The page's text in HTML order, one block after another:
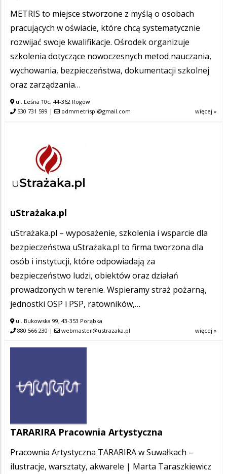
METRIS to miejsce stworzone z myślą o osobach
pracujących w oświacie, które chcą systematycznie
rozwijać swoje kwalifikacje. Ośrodek organizuje
szkolenia dotyczące nowoczesnych metod nauczania,
wychowania, bezpieczeństwa, dokumentacji szkolnej
oraz zarządzania…
ul. Leśna 10c, 44-362 Rogów
530 731 599 | odmmetrispl@gmail.com więcej »
uStrażaka.pl
uStrażaka.pl – wyposażenie, szkolenia i wsparcie dla
bezpieczeństwa uStrażaka.pl to firma tworzona dla
osób i instytucji, które odpowiadają za
bezpieczeństwo ludzi, obiektów oraz działań
prowadzonych w terenie. Wspieramy straż pożarną,
jednostki OSP i PSP, ratowników,…
ul. Bukowska 99, 43-353 Porąbka
880 566 230 | webmaster@ustrazaka.pl więcej »
TARARIRA Pracownia Artystyczna
Pracownia Artystyczna TARARIRA w Suwałkach –
ilustracje, warsztaty, akwarele | Marta Taraszkiewicz